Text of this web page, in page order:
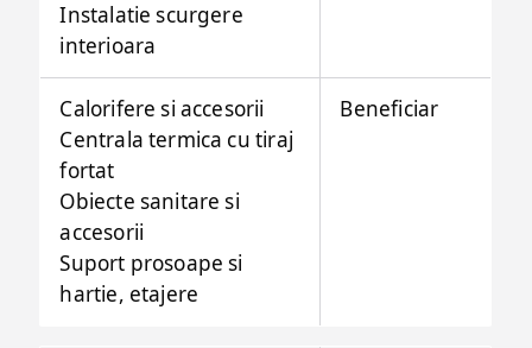
Instalatie scurgere
interioara
Calorifere si accesorii
Centrala termica cu tiraj
fortat
Obiecte sanitare si
accesorii
Suport prosoape si
hartie, etajere
Beneficiar